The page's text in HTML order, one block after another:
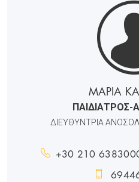
ΜΑΡΙΑ
ΔΙΕΥΘΥΝΤΡΙΑ
+30 210